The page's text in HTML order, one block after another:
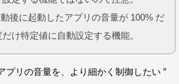
動後に起動したアプリの音量が 100% だ
け特定値に自動設定する機能。
プリの音量を、より細かく制御したい ”